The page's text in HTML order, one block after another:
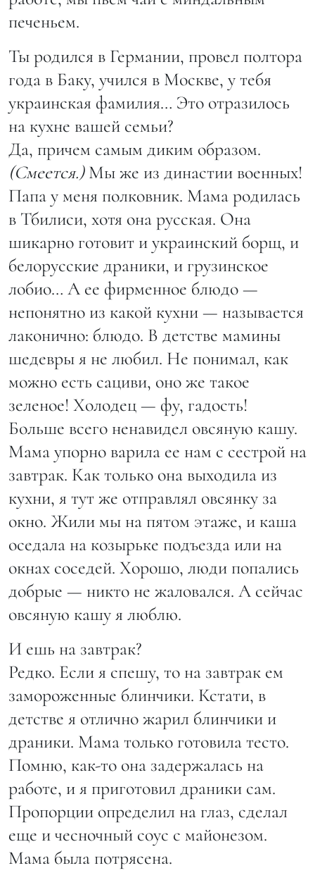
печеньем.
Ты родился в Германии, провел полтора
года в Баку, учился в Москве, у тебя
украинская фамилия… Это отразилось
на кухне вашей семьи?
Да, причем самым диким образом.
(Смеется.)Мы же из династии военных!
Папа у меня полковник. Мама родилась
в Тбилиси, хотя она русская. Она
шикарно готовит и украинский борщ, и
белорусские драники, и грузинское
лобио… А ее фирменное блюдо —
непонятно из какой кухни — называется
лаконично: блюдо. В детстве мамины
шедевры я не любил. Не понимал, как
можно есть сациви, оно же такое
зеленое! Холодец — фу, гадость!
Больше всего ненавидел овсяную кашу.
Мама упорно варила ее нам с сестрой на
завтрак. Как только она выходила из
кухни, я тут же отправлял овсянку за
окно. Жили мы на пятом этаже, и каша
оседала на козырьке подъезда или на
окнах соседей. Хорошо, люди попались
добрые — никто не жаловался. А сейчас
овсяную кашу я люблю.
И ешь на завтрак?
Редко. Если я спешу, то на завтрак ем
замороженные блинчики. Кстати, в
детстве я отлично жарил блинчики и
драники. Мама только готовила тесто.
Помню, как-то она задержалась на
работе, и я приготовил драники сам.
Пропорции определил на глаз, сделал
еще и чесночный соус с майонезом.
Мама была потрясена.